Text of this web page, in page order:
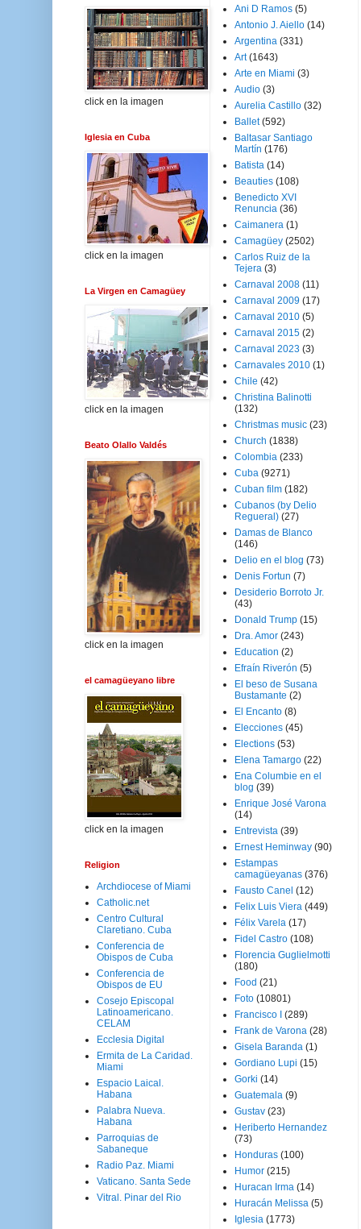
click en la imagen
Iglesia en Cuba
click en la imagen
La Virgen en Camagüey
click en la imagen
Beato Olallo Valdés
click en la imagen
el camagüeyano libre
click en la imagen
Religion
Archdiocese of Miami
Catholic.net
Centro Cultural
Claretiano. Cuba
Conferencia de
Obispos de Cuba
Conferencia de
Obispos de EU
Cosejo Episcopal
Latinoamericano.
CELAM
Ecclesia Digital
Ermita de La Caridad.
Miami
Espacio Laical.
Habana
Palabra Nueva.
Habana
Parroquias de
Sabaneque
Radio Paz. Miami
Vaticano. Santa Sede
Vitral. Pinar del Rio
Ani D Ramos (5)
Antonio J. Aiello (14)
Argentina (331)
Art (1643)
Arte en Miami (3)
Audio (3)
Aurelia Castillo (32)
Ballet (592)
Baltasar Santiago
Martín (176)
Batista (14)
Beauties (108)
Benedicto XVI
Renuncia (36)
Caimanera (1)
Camagüey (2502)
Carlos Ruiz de la
Tejera (3)
Carnaval 2008 (11)
Carnaval 2009 (17)
Carnaval 2010 (5)
Carnaval 2015 (2)
Carnaval 2023 (3)
Carnavales 2010 (1)
Chile (42)
Christina Balinotti
(132)
Christmas music (23)
Church (1838)
Colombia (233)
Cuba (9271)
Cuban film (182)
Cubanos (by Delio
Regueral) (27)
Damas de Blanco
(146)
Delio en el blog (73)
Denis Fortun (7)
Desiderio Borroto Jr.
(43)
Donald Trump (15)
Dra. Amor (243)
Education (2)
Efraín Riverón (5)
El beso de Susana
Bustamante (2)
El Encanto (8)
Elecciones (45)
Elections (53)
Elena Tamargo (22)
Ena Columbie en el
blog (39)
Enrique José Varona
(14)
Entrevista (39)
Ernest Heminway (90)
Estampas
camagüeyanas (376)
Fausto Canel (12)
Felix Luis Viera (449)
Félix Varela (17)
Fidel Castro (108)
Florencia Guglielmotti
(180)
Food (21)
Foto (10801)
Francisco I
(289)
Frank de Varona (28)
Gisela Baranda (1)
Gordiano Lupi (15)
Gorki (14)
Guatemala (9)
Gustav (23)
Heriberto Hernandez
(73)
Honduras (100)
Humor (215)
Huracan Irma (14)
Huracán Melissa (5)
Iglesia (1773)